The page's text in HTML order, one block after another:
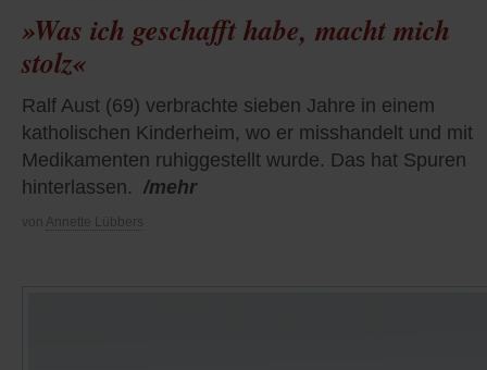
»Was ich geschafft habe, macht mich
stolz«
Ralf Aust (69) verbrachte sieben Jahre in einem
katholischen Kinderheim, wo er misshandelt und mit
Medikamenten ruhiggestellt wurde. Das hat Spuren
hinterlassen. /mehr
von Annette Lübbers